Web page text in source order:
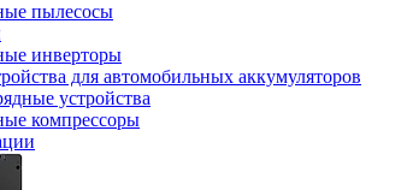
пылесосы
инверторы
для автомобильных аккумуляторов
устройства
компрессоры